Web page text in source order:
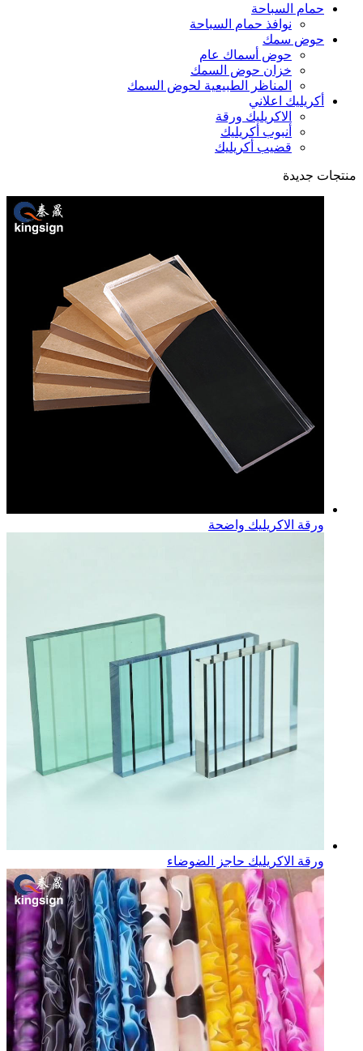
حمام السباحة
نوافذ حمام السباحة
حوض سمك
حوض أسماك عام
خزان حوض السمك
المناظر الطبيعية لحوض السمك
أكريليك اعلاني
الاكريليك ورقة
أنبوب أكريليك
قضيب أكريليك
منتجات جديدة
ورقة الاكريليك واضحة
ورقة الاكريليك حاجز الضوضاء